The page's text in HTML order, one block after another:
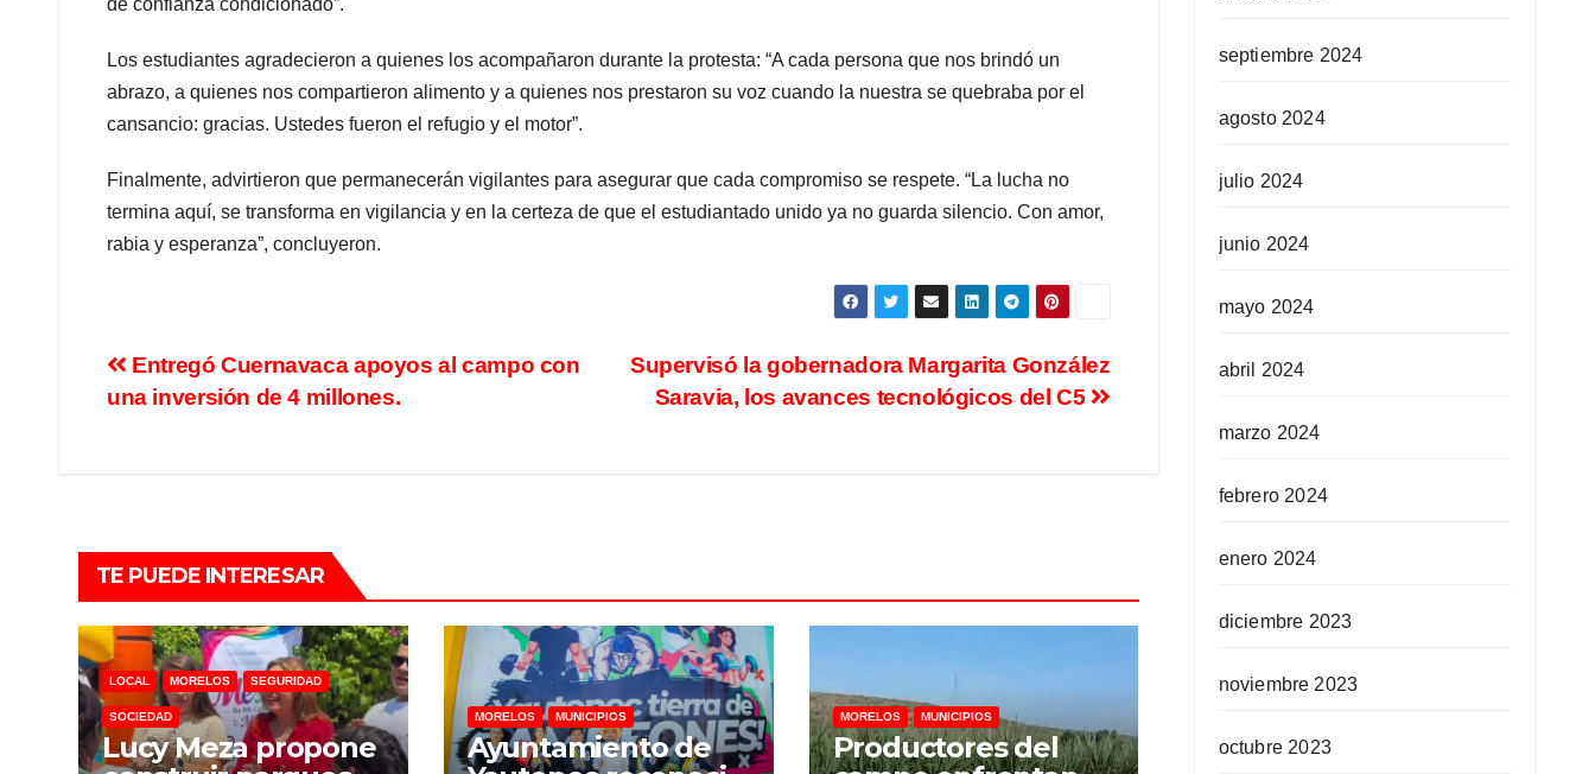
de confianza condicionado”.
Los estudiantes agradecieron a quienes los acompañaron durante la protesta: “A cada persona que nos brindó un
abrazo, a quienes nos compartieron alimento y a quienes nos prestaron su voz cuando la nuestra se quebraba por el
cansancio: gracias. Ustedes fueron el refugio y el motor”.
Finalmente, advirtieron que permanecerán vigilantes para asegurar que cada compromiso se respete. “La lucha no
termina aquí, se transforma en vigilancia y en la certeza de que el estudiantado unido ya no guarda silencio. Con amor,
rabia y esperanza”, concluyeron.
Supervisó la gobernadora Margarita González
Saravia, los avances tecnológicos del C5
Entregó Cuernavaca apoyos al campo con
una inversión de 4 millones.
TE PUEDE INTERESAR
LOCAL MORELOS SEGURIDAD
SOCIEDAD
Lucy Meza propone
MORELOS MUNICIPIOS
Ayuntamiento de
MORELOS MUNICIPIOS
Productores del
septiembre 2024
agosto 2024
julio 2024
junio 2024
mayo 2024
abril 2024
marzo 2024
febrero 2024
enero 2024
diciembre 2023
noviembre 2023
octubre 2023